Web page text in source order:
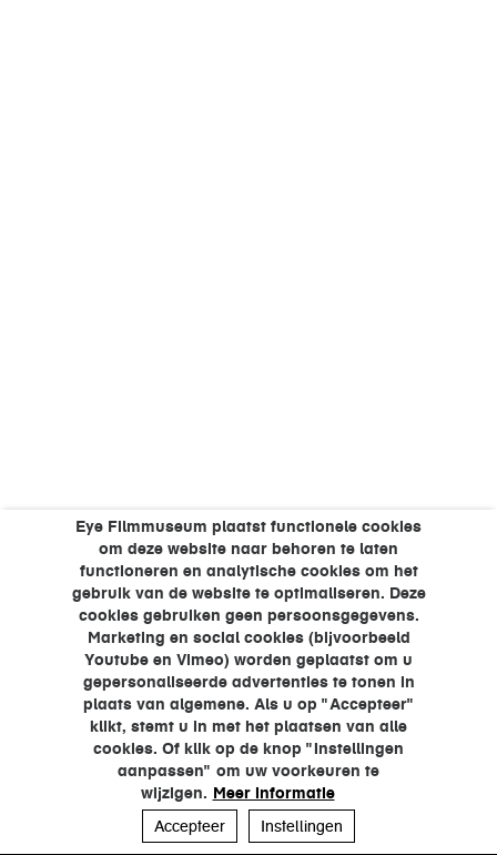
Eye Filmmuseum plaatst functionele cookies
om deze website naar behoren te laten
functioneren en analytische cookies om het
gebruik van de website te optimaliseren. Deze
cookies gebruiken geen persoonsgegevens.
Marketing en social cookies (bijvoorbeeld
Youtube en Vimeo) worden geplaatst om u
gepersonaliseerde advertenties te tonen in
plaats van algemene. Als u op "Accepteer"
klikt, stemt u in met het plaatsen van alle
cookies. Of klik op de knop "Instellingen
aanpassen" om uw voorkeuren te
wijzigen. Meer informatie
Accepteer
Instellingen